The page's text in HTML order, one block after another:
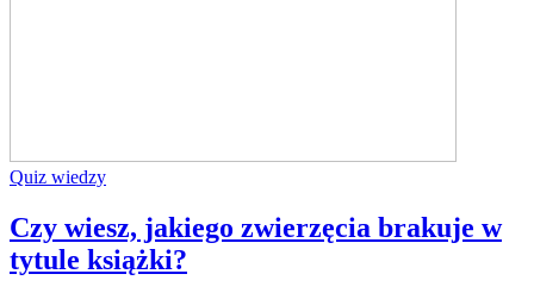
Quiz wiedzy
Czy wiesz, jakiego zwierzęcia brakuje w
tytule książki?